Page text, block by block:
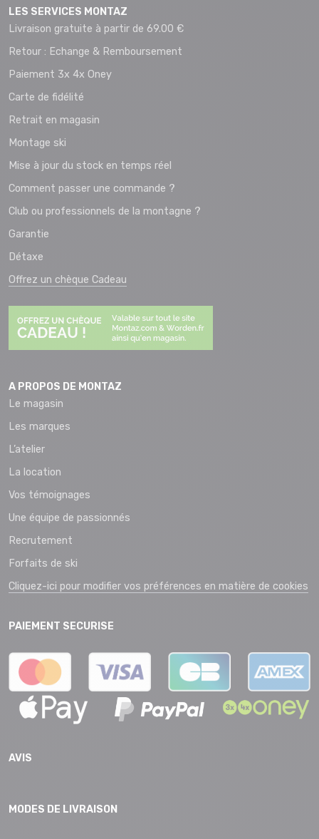
LES SERVICES MONTAZ
Livraison gratuite à partir de 69.00 €
Retour : Echange & Remboursement
Paiement 3x 4x Oney
Carte de fidélité
Retrait en magasin
Montage ski
Mise à jour du stock en temps réel
Comment passer une commande ?
Club ou professionnels de la montagne ?
Garantie
Détaxe
Offrez un chèque Cadeau
A PROPOS DE MONTAZ
Le magasin
Les marques
L’atelier
La location
Vos témoignages
Une équipe de passionnés
Recrutement
Forfaits de ski
Cliquez-ici pour modifier vos préférences en matière de cookies
PAIEMENT SECURISE
AVIS
MODES DE LIVRAISON